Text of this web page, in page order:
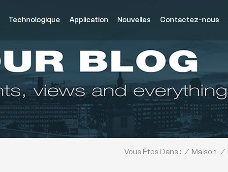
Technologique Application Nouvelles Contactez-nous
Vous Êtes Dans : / Maison /